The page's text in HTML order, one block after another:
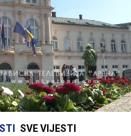
SVE VIJESTI